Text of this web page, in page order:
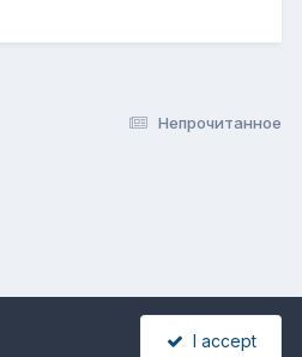
Непрочитанное
I accept